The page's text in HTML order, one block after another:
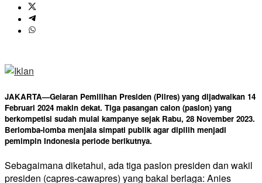
JAKARTA—Gelaran Pemilihan Presiden (Pilres) yang dijadwalkan 14
Februari 2024 makin dekat. Tiga pasangan calon (paslon) yang
berkompetisi sudah mulai kampanye sejak Rabu, 28 November 2023.
Berlomba-lomba menjala simpati publik agar dipilih menjadi
pemimpin Indonesia periode berikutnya.
Sebagaimana diketahui, ada tiga paslon presiden dan wakil
presiden (capres-cawapres) yang bakal berlaga: Anies